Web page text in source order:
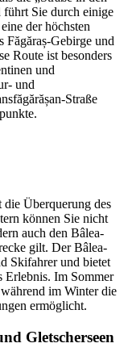
führt Sie durch einige
der höchsten
Făgăraș-Gebirge und
Route ist besonders
und
und
Straße
die Überquerung des
können Sie nicht
auch den Bâlea-
gilt. Der Bâlea-
Skifahrer und bietet
Erlebnis. Im Sommer
im Winter die
ermöglicht.
Gletscherseen